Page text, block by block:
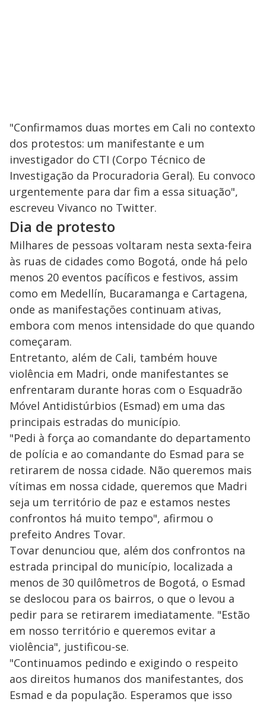
"Confirmamos duas mortes em Cali no contexto
dos protestos: um manifestante e um
investigador do CTI (Corpo Técnico de
Investigação da Procuradoria Geral). Eu convoco
urgentemente para dar fim a essa situação",
escreveu Vivanco no Twitter.
Dia de protesto
Milhares de pessoas voltaram nesta sexta-feira
às ruas de cidades como Bogotá, onde há pelo
menos 20 eventos pacíficos e festivos, assim
como em Medellín, Bucaramanga e Cartagena,
onde as manifestações continuam ativas,
embora com menos intensidade do que quando
começaram.
Entretanto, além de Cali, também houve
violência em Madri, onde manifestantes se
enfrentaram durante horas com o Esquadrão
Móvel Antidistúrbios (Esmad) em uma das
principais estradas do município.
"Pedi à força ao comandante do departamento
de polícia e ao comandante do Esmad para se
retirarem de nossa cidade. Não queremos mais
vítimas em nossa cidade, queremos que Madri
seja um território de paz e estamos nestes
confrontos há muito tempo", afirmou o
prefeito Andres Tovar.
Tovar denunciou que, além dos confrontos na
estrada principal do município, localizada a
menos de 30 quilômetros de Bogotá, o Esmad
se deslocou para os bairros, o que o levou a
pedir para se retirarem imediatamente. "Estão
em nosso território e queremos evitar a
violência", justificou-se.
"Continuamos pedindo e exigindo o respeito
aos direitos humanos dos manifestantes, dos
Esmad e da população. Esperamos que isso